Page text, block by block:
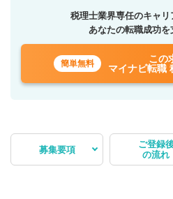
税理士業界専任のキャ
あなたの転職成功を
簡単無料
この
マイナビ転職
募集要項
ご登録
の流れ